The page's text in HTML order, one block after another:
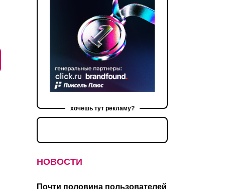
хочешь тут рекламу?
НОВОСТИ
Почти половина пользователей